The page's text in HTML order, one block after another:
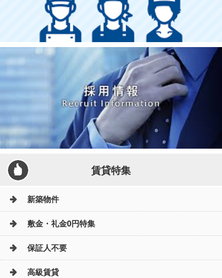
賃貸特集
新築物件
敷金・礼金0円特集
保証人不要
高級賃貸